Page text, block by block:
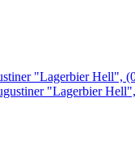
"Lagerbier Hell",